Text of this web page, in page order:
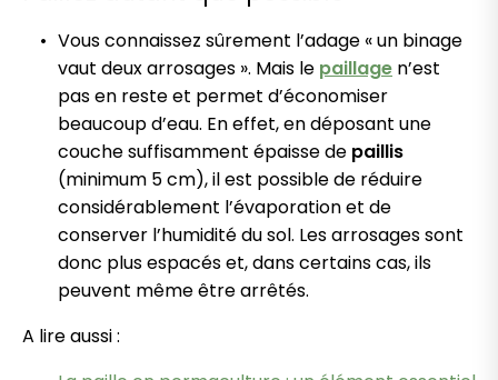
Vous connaissez sûrement l’adage « un binage
vaut deux arrosages ». Mais le paillage n’est
pas en reste et permet d’économiser
beaucoup d’eau. En effet, en déposant une
couche suffisamment épaisse de paillis
(minimum 5 cm), il est possible de réduire
considérablement l’évaporation et de
conserver l’humidité du sol. Les arrosages sont
donc plus espacés et, dans certains cas, ils
peuvent même être arrêtés.
A lire aussi :